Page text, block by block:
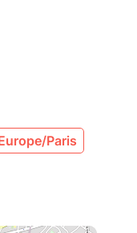
Paris